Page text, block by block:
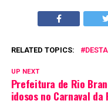
RELATED TOPICS:
UP NEXT
Prefeitura de Rio
idosos no Carnaval da